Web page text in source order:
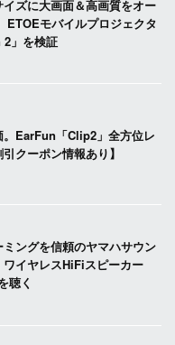
イズに大画面＆高画質をオー
ETOEモバイルプロジェクタ
」を検証
。EarFun「Clip2」全方位レ
クーポン情報あり】
ングを信頼のヤマハサウン
ワイヤレスHiFiスピーカー
聴く